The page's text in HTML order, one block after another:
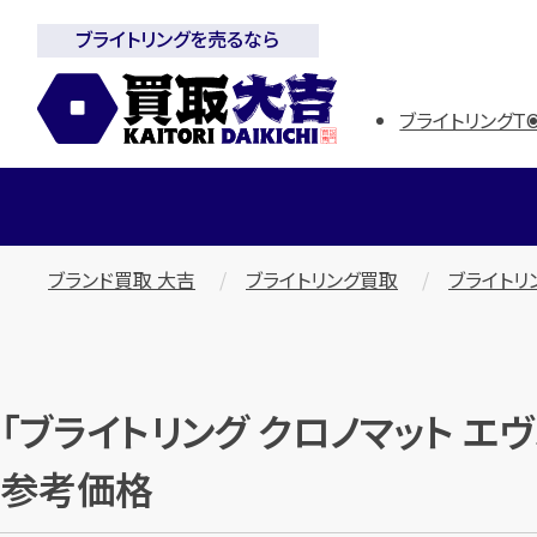
ブライトリングを売るなら
ブライトリング
ブランド買取 大吉 ブライトリング買取 ブライト
「ブライトリング クロノマット
参考価格